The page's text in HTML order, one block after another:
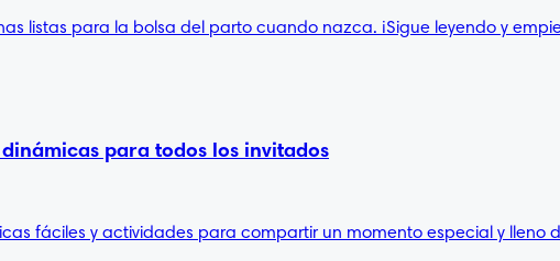
listas para la bolsa del parto cuando nazca. ¡Sigue leyendo y
para todos los invitados
fáciles y actividades para compartir un momento especial y lleno